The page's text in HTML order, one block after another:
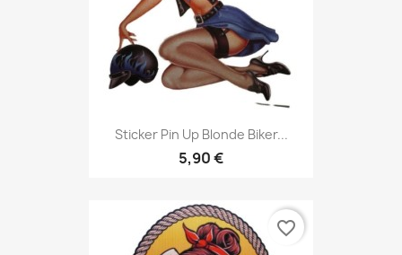
Sticker Pin Up Blonde Biker...
5,90 €
favorite_border